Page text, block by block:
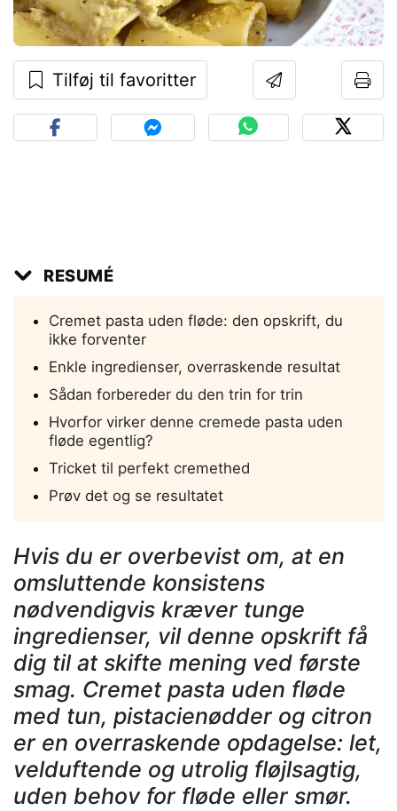
Tilføj til favoritter
RESUMÉ
Cremet pasta uden fløde: den opskrift, du
ikke forventer
Enkle ingredienser, overraskende resultat
Sådan forbereder du den trin for trin
Hvorfor virker denne cremede pasta uden
fløde egentlig?
Tricket til perfekt cremethed
Prøv det og se resultatet
Hvis du er overbevist om, at en
omsluttende konsistens
nødvendigvis kræver tunge
ingredienser, vil denne opskrift få
dig til at skifte mening ved første
smag. Cremet pasta uden fløde
med tun, pistacienødder og citron
er en overraskende opdagelse: let,
velduftende og utrolig fløjlsagtig,
uden behov for fløde eller smør.